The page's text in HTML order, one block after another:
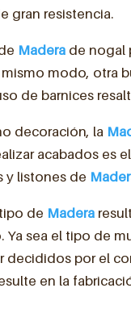
gran resistencia.
Madera de nogal
modo, otra
de barnices
decoración, la
acabados es
y listones de
de Madera
sea el tipo de
decididos por el
en la